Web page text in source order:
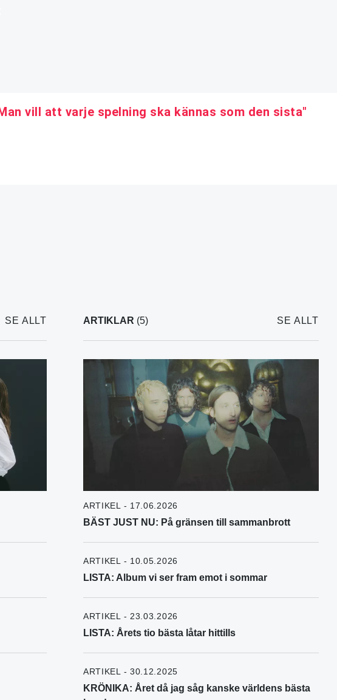
vill att varje spelning ska kännas som den sista"
SE ALLT ARTIKLAR (5) SE ALLT
ARTIKEL - 17.06.2026
BÄST JUST NU: På gränsen till sammanbrott
ARTIKEL - 10.05.2026
LISTA: Album vi ser fram emot i sommar
ARTIKEL - 23.03.2026
LISTA: Årets tio bästa låtar hittills
ARTIKEL - 30.12.2025
KRÖNIKA: Året då jag såg kanske världens bästa